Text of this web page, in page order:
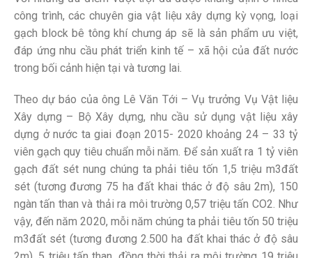
công trình, các chuyên gia vật liệu xây dựng kỳ vọng, loại
gạch block bê tông khí chưng áp sẽ là sản phẩm ưu việt,
đáp ứng nhu cầu phát triển kinh tế – xã hội của đất nước
trong bối cảnh hiện tại và tương lai.
Theo dự báo của ông Lê Văn Tới – Vụ trưởng Vụ Vật liệu
Xây dựng – Bộ Xây dựng, nhu cầu sử dụng vật liệu xây
dựng ở nước ta giai đoạn 2015- 2020 khoảng 24 – 33 tỷ
viên gạch quy tiêu chuẩn mỗi năm. Để sản xuất ra 1 tỷ viên
gạch đất sét nung chúng ta phải tiêu tốn 1,5 triệu m3đất
sét (tương đương 75 ha đất khai thác ở độ sâu 2m), 150
ngàn tấn than và thải ra môi trường 0,57 triệu tấn CO2. Như
vậy, đến năm 2020, mỗi năm chúng ta phải tiêu tốn 50 triệu
m3đất sét (tương đương 2.500 ha đất khai thác ở độ sâu